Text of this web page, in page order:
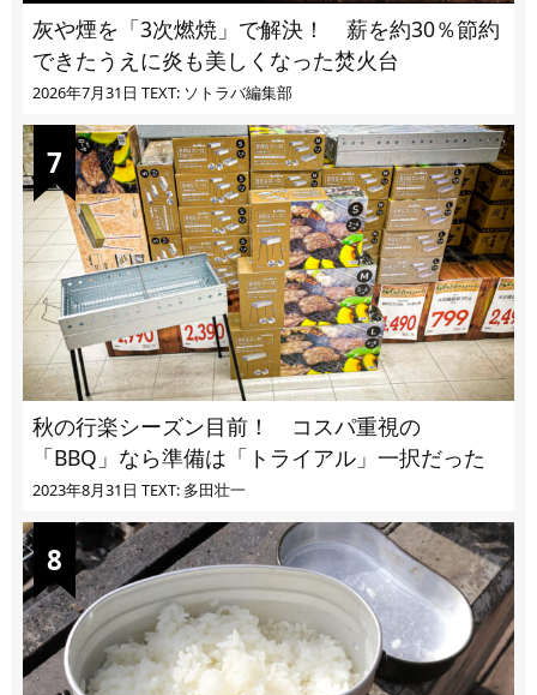
灰や煙を「3次燃焼」で解決！ 薪を約30％節約
できたうえに炎も美しくなった焚火台
2026年7月31日 TEXT: ソトラバ編集部
秋の行楽シーズン目前！ コスパ重視の
「BBQ」なら準備は「トライアル」一択だった
2023年8月31日 TEXT: 多田壮一